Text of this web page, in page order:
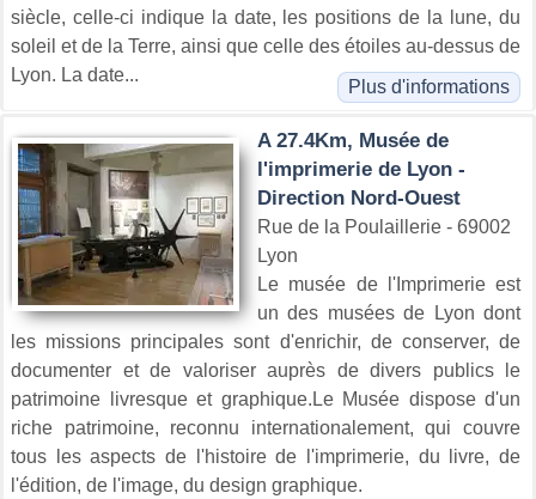
siècle, celle-ci indique la date, les positions de la lune, du
soleil et de la Terre, ainsi que celle des étoiles au-dessus de
Lyon. La date...
Plus d'informations
A 27.4Km, Musée de
l'imprimerie de Lyon -
Direction Nord-Ouest
Rue de la Poulaillerie - 69002
Lyon
Le musée de l'Imprimerie est
un des musées de Lyon dont
les missions principales sont d'enrichir, de conserver, de
documenter et de valoriser auprès de divers publics le
patrimoine livresque et graphique.Le Musée dispose d'un
riche patrimoine, reconnu internationalement, qui couvre
tous les aspects de l'histoire de l'imprimerie, du livre, de
l'édition, de l'image, du design graphique.